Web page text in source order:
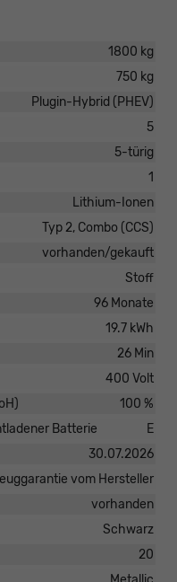
1800 kg
750 kg
Plugin-Hybrid (PHEV)
5
5-türig
1
Lithium-Ionen
Typ 2, Combo (CCS)
vorhanden/gekauft
Stoff
96 Monate
19.7 kWh
26 Min
400 Volt
100 %
Batterie
E
30.07.2026
vom Hersteller
vorhanden
Schwarz
20